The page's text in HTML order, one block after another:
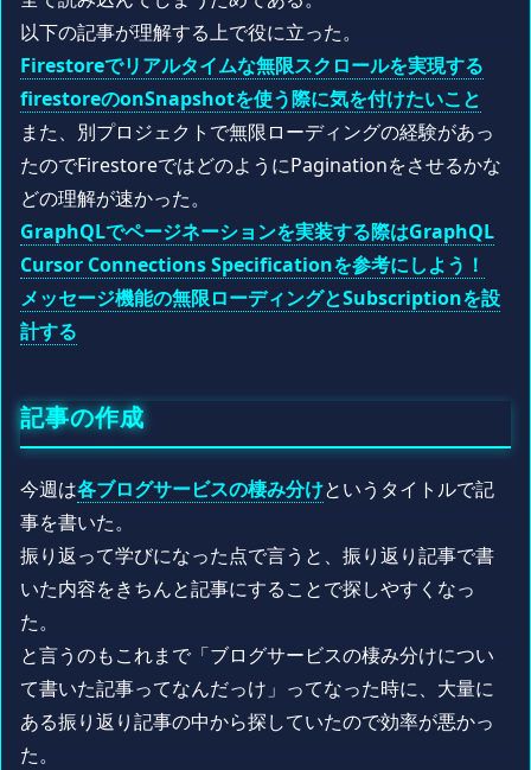
以下の記事が理解する上で役に立った。
Firestoreでリアルタイムな無限スクロールを実現する
firestoreのonSnapshotを使う際に気を付けたいこと
また、別プロジェクトで無限ローディングの経験があっ
たのでFirestoreではどのようにPaginationをさせるかな
どの理解が速かった。
GraphQLでページネーションを実装する際はGraphQL
Cursor Connections Specificationを参考にしよう！
メッセージ機能の無限ローディングとSubscriptionを設
計する
記事の作成
今週は各ブログサービスの棲み分けというタイトルで記
事を書いた。
振り返って学びになった点で言うと、振り返り記事で書
いた内容をきちんと記事にすることで探しやすくなっ
た。
と言うのもこれまで「ブログサービスの棲み分けについ
て書いた記事ってなんだっけ」ってなった時に、大量に
ある振り返り記事の中から探していたので効率が悪かっ
た。